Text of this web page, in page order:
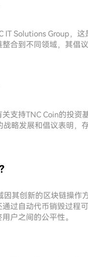
IT Solutions Group，
合到不同领域，其倡
支持TNC Coin的投资
略发展和倡议表明，
因其创新的区块链操
过自动代币销毁过程
户之间的公平性。